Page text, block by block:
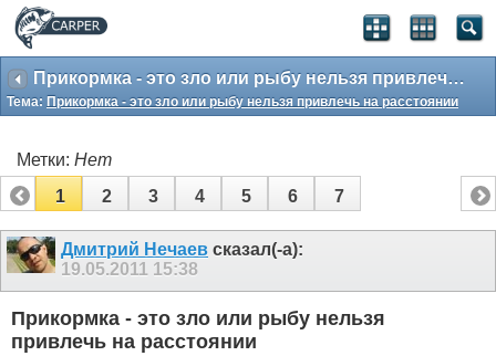
Прикормка - это зло или рыбу нельзя привлечь на расстоянии
Тема: Прикормка - это зло или рыбу нельзя привлечь на расстоянии
Метки: Нет
1
2 3 4 5 6 7
Дмитрий Нечаев сказал(-а):
19.05.2011 15:38
Прикормка - это зло или рыбу нельзя
привлечь на расстоянии